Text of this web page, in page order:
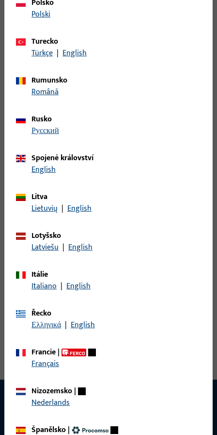
SICHERH.-W.350, 20 MM LOCHL.,20 MM BL.L.,
VE:EINZELVERP.
EDELSTAHL GEBUERSTET, 6MM R./6MM R. ABGER., PRAEGUNG:
NEUTRAL, VE:EINZELVERP.
S4010028 | WINKELBL.2 18251
WINKELBL.2 18251, 20 MM LOCHL.,20 MM BL.L.,
8,0 MM SCHRAUBLOCHABSTAND, VE:10ER VERP.
KONTAKT
Polsko
Polski
Turecko
Türkçe | English
Rumunsko
Română
Rusko
русский
Spojené království
English
Litva
Lietuvių | English
Lotyšsko
Latviešu | English
Itálie
Italiano | English
Řecko
Ελληνικά | English
Francie|
Français
Nizozemsko|
Nederlands
Španělsko|